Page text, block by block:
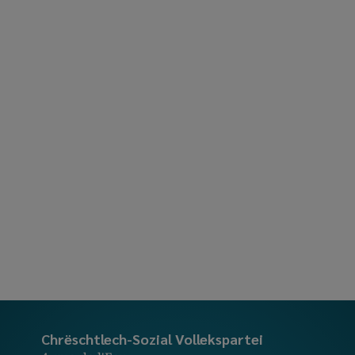
Chrëschtlech-Sozial Vollekspartei